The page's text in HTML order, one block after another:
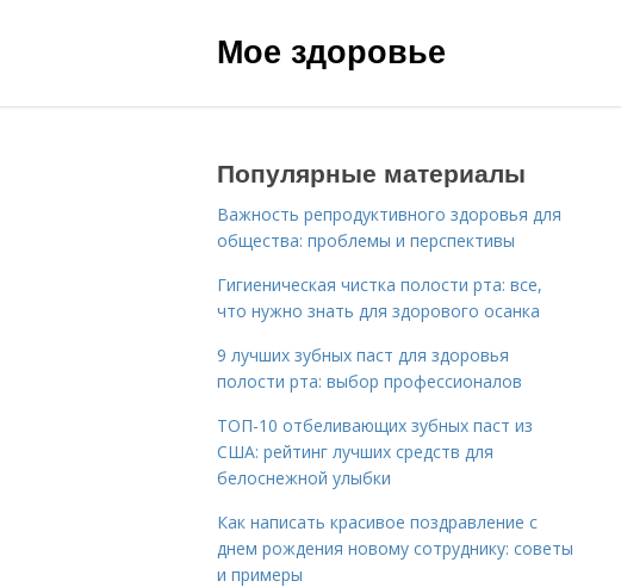
Мое здоровье
Популярные материалы
Важность репродуктивного здоровья для
общества: проблемы и перспективы
Гигиеническая чистка полости рта: все,
что нужно знать для здорового осанка
9 лучших зубных паст для здоровья
полости рта: выбор профессионалов
ТОП-10 отбеливающих зубных паст из
США: рейтинг лучших средств для
белоснежной улыбки
Как написать красивое поздравление с
днем рождения новому сотруднику: советы
и примеры